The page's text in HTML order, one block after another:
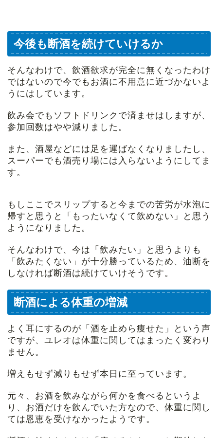
今後も断酒を続けていけるか
そんなわけで、飲酒欲求が完全に無くなったわけ
ではないので今でもお酒に不用意に近づかないよ
うにはしています。
飲み会でもソフトドリンクで済ませはしますが、
参加回数はやや減りました。
また、酒屋などには足を運ばなくなりましたし、
スーパーでも酒売り場には入らないようにしてま
す。
もしここでスリップすると今までの苦労が水泡に
帰すと思うと「もったいなくて飲めない」と思う
ようになりました。
そんなわけで、今は「飲みたい」と思うよりも
「飲みたくない」が十分勝っているため、油断を
しなければ断酒は続けていけそうです。
断酒による体重の増減
よく耳にするのが「酒を止めら痩せた」という声
ですが、ユレオは体重に関してはまったく変わり
ません。
増えもせず減りもせず本日に至っています。
元々、お酒を飲みながら何かを食べるというよ
り、お酒だけを飲んでいた方なので、体重に関し
ては恩恵を受けなかったようです。